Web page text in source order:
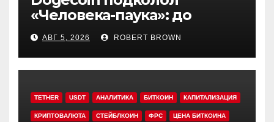
«Человека-паука»: до
мемкоина еще 11 премьер
АВГ 5, 2026 ROBERT BROWN
TETHER USDT АНАЛИТИКА БИТКОИН КАПИТАЛИЗАЦИЯ
КРИПТОВАЛЮТА СТЕЙБЛКОИН ФРС ЦЕНА БИТКОИНА